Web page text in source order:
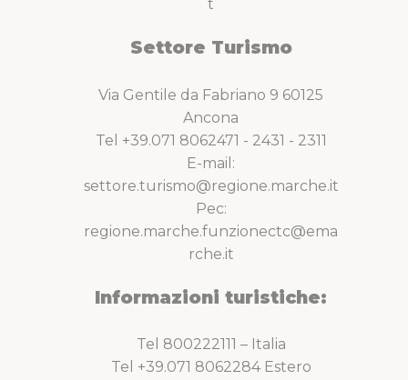
t
Settore Turismo
Via Gentile da Fabriano 9 60125
Ancona
Tel +39.071 8062471 - 2431 - 2311
E-mail:
settore.turismo@regione.marche.it
Pec:
regione.marche.funzionectc@ema
rche.it
Informazioni turistiche:
Tel 800222111 – Italia
Tel +39.071 8062284 Estero